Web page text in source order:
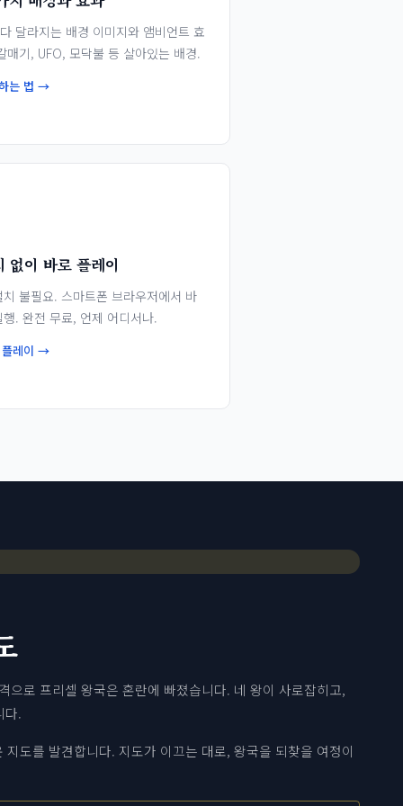
달라지는 배경 이미지와 앰비언트 효
매기, UFO, 모닥불 등 살아있는 배경.
는 법 →
없이 바로 플레이
치 불필요. 스마트폰 브라우저에서 바
행. 완전 무료, 언제 어디서나.
플레이 →
으로 프리셀 왕국은 혼란에 빠졌습니다. 네 왕이 사로잡히고,
다.
도를 발견합니다. 지도가 이끄는 대로, 왕국을 되찾을 여정이